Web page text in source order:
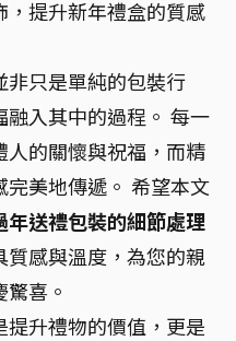
提升新年禮盒的質感
非只是單純的包裝行
入其中的過程。 每一
的關懷與祝福，而精
美地傳遞。 希望本文
年送禮包裝的細節處理
感與溫度，為您的親
喜。
升禮物的價值，更是